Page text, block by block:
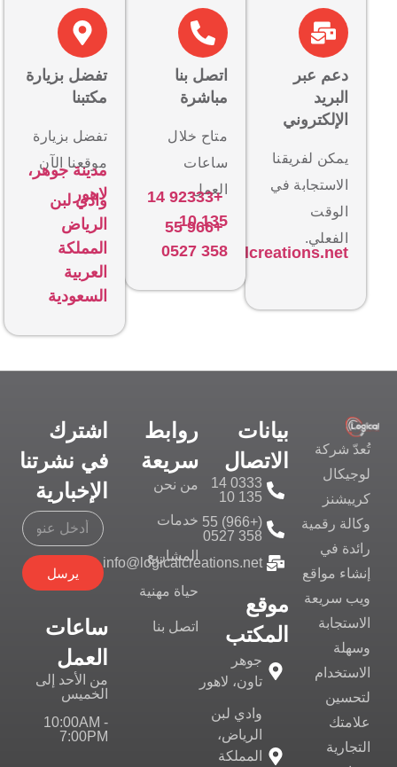
دعم عبر
البريد
الإلكتروني
يمكن لفريقنا
الاستجابة في
الوقت
الفعلي.
info@logicalcreations.net
اتصل بنا
مباشرة
متاح خلال
ساعات
العمل.
+92333 14
135 10
+966 55
358 0527
تفضل بزيارة
مكتبنا
تفضل بزيارة
موقعنا الآن
مدينة جوهر،
لاهور
وادي لبن
الرياض
المملكة
العربية
السعودية
تُعدّ شركة
لوجيكال
كرييشنز
وكالة رقمية
رائدة في
إنشاء مواقع
ويب سريعة
الاستجابة
وسهلة
الاستخدام
لتحسين
علامتك
التجارية
بيانات
الاتصال
0333 14
135 10
(+966) 55
358 0527
info@logicalcreations.net
موقع
المكتب
جوهر
تاون، لاهور
وادي لبن
الرياض،
المملكة
روابط
سريعة
من نحن
خدمات
المشاريع
حياة مهنية
اتصل بنا
اشترك
في نشرتنا
الإخبارية
يرسل
ساعات
العمل
من الأحد إلى
الخميس
10:00AM -
7:00PM